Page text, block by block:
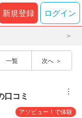
新規登録 ログイン
一覧 次へ
口コミ ︙
アソビュー！で体験